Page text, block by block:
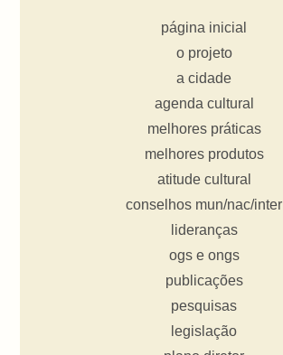
página inicial
o projeto
a cidade
agenda cultural
melhores práticas
melhores produtos
atitude cultural
conselhos mun/nac/inter
lideranças
ogs e ongs
publicações
pesquisas
legislação